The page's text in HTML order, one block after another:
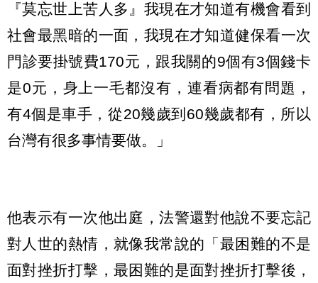
『莫忘世上苦人多』我現在才知道有機會看到
社會最黑暗的一面，我現在才知道健保看一次
門診要掛號費170元，跟我關的9個有3個錢卡
是0元，身上一毛都沒有，連看病都有問題，
有4個是車手，從20幾歲到60幾歲都有，所以
台灣有很多事情要做。」
他表示有一次他出庭，法警還對他說不要忘記
對人世的熱情，就像我常說的「最困難的不是
面對挫折打擊，最困難的是面對挫折打擊後，